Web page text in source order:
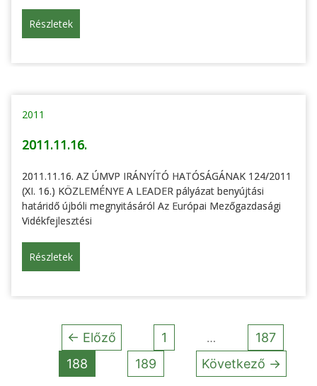
Részletek
2011
2011.11.16.
2011.11.16. AZ ÚMVP IRÁNYÍTÓ HATÓSÁGÁNAK 124/2011
(XI. 16.) KÖZLEMÉNYE A LEADER pályázat benyújtási
határidő újbóli megnyitásáról Az Európai Mezőgazdasági
Vidékfejlesztési
Részletek
← Előző 1 …
187
188
189 Következő →